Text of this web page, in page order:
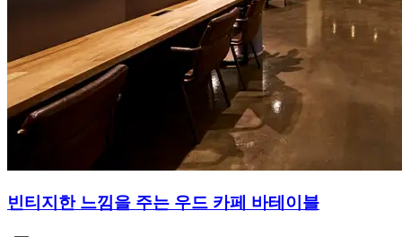
빈티지한 느낌을 주는 우드 카페 바테이블